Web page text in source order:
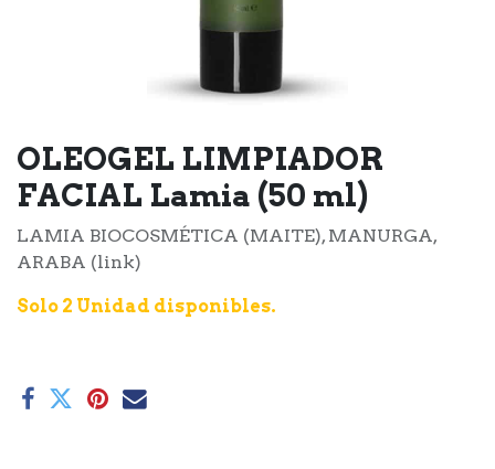
OLEOGEL LIMPIADOR
FACIAL Lamia (50 ml)
LAMIA BIOCOSMÉTICA (MAITE), MANURGA,
ARABA (link)
Solo 2 Unidad disponibles.